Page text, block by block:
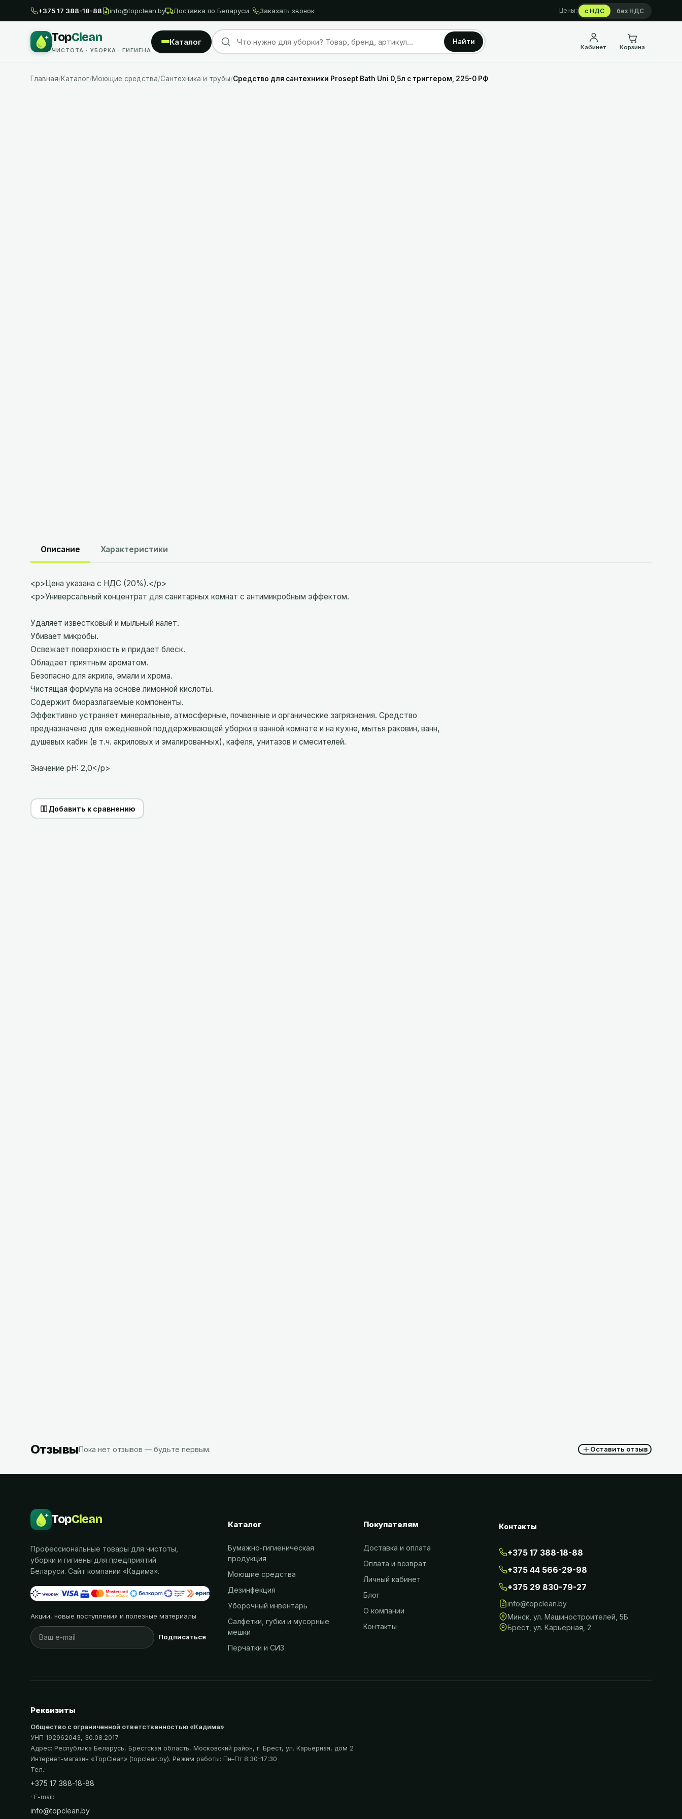
+375 17 388-18-88 info@topclean.by Доставка по Беларуси Заказать звонок Цены: с НДС без НДС
TopClean
ЧИСТОТА · УБОРКА · ГИГИЕНА
Каталог Найти
Кабинет Корзина
Главная/Каталог/Моющие средства/Сантехника и трубы/Средство для сантехники Prosept Bath Uni 0,5л с триггером, 225-0 РФ
Описание Характеристики
<p>Цена указана с НДС (20%).</p>
<p>Универсальный концентрат для санитарных комнат с антимикробным эффектом.
Удаляет известковый и мыльный налет.
Убивает микробы.
Освежает поверхность и придает блеск.
Обладает приятным ароматом.
Безопасно для акрила, эмали и хрома.
Чистящая формула на основе лимонной кислоты.
Содержит биоразлагаемые компоненты.
Эффективно устраняет минеральные, атмосферные, почвенные и органические загрязнения. Средство
предназначено для ежедневной поддерживающей уборки в ванной комнате и на кухне, мытья раковин, ванн,
душевых кабин (в т.ч. акриловых и эмалированных), кафеля, унитазов и смесителей.
Значение pH: 2,0</p>
Добавить к сравнению
ОтзывыПока нет отзывов — будьте первым. Оставить отзыв
TopClean
Профессиональные товары для чистоты,
уборки и гигиены для предприятий
Беларуси. Сайт компании «Кадима».
Акции, новые поступления и полезные материалы
Подписаться
Каталог
Бумажно-гигиеническая
продукция
Моющие средства
Дезинфекция
Уборочный инвентарь
Салфетки, губки и мусорные
мешки
Перчатки и СИЗ
Покупателям
Доставка и оплата
Оплата и возврат
Личный кабинет
Блог
О компании
Контакты
Контакты
+375 17 388-18-88
+375 44 566-29-98
+375 29 830-79-27
info@topclean.by
Минск ,ул. Машиностроителей, 5Б
Брест ,ул. Карьерная, 2
Реквизиты
Общество с ограниченной ответственностью «Кадима»
УНП 192962043, 30.08.2017
Адрес: Республика Беларусь, Брестская область, Московский район, г. Брест, ул. Карьерная, дом 2
Интернет-магазин «TopClean» (topclean.by). Режим работы: Пн–Пт 8:30–17:30
Тел.:
+375 17 388-18-88
· E-mail:
info@topclean.by